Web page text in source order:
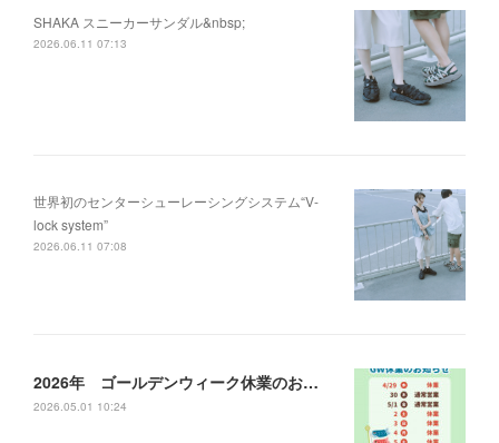
SHAKA スニーカーサンダル&nbsp;
2026.06.11 07:13
世界初のセンターシューレーシングシステム“V-
lock system”
2026.06.11 07:08
2026年 ゴールデンウィーク休業のお知らせ
2026.05.01 10:24